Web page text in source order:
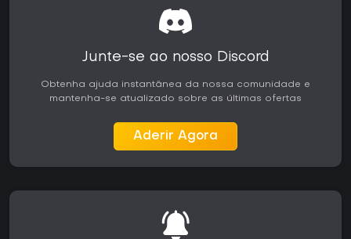
Junte-se ao nosso Discord
Obtenha ajuda instantânea da nossa comunidade e
mantenha-se atualizado sobre as últimas ofertas
Aderir Agora